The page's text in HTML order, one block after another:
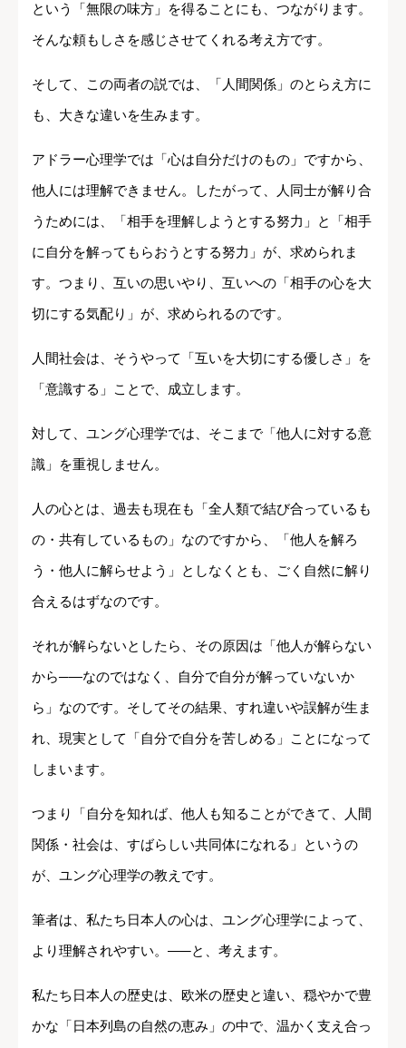
という「無限の味方」を得ることにも、つながります。
そんな頼もしさを感じさせてくれる考え方です。
そして、この両者の説では、「人間関係」のとらえ方に
も、大きな違いを生みます。
アドラー心理学では「心は自分だけのもの」ですから、
他人には理解できません。したがって、人同士が解り合
うためには、「相手を理解しようとする努力」と「相手
に自分を解ってもらおうとする努力」が、求められま
す。つまり、互いの思いやり、互いへの「相手の心を大
切にする気配り」が、求められるのです。
人間社会は、そうやって「互いを大切にする優しさ」を
「意識する」ことで、成立します。
対して、ユング心理学では、そこまで「他人に対する意
識」を重視しません。
人の心とは、過去も現在も「全人類で結び合っているも
の・共有しているもの」なのですから、「他人を解ろ
う・他人に解らせよう」としなくとも、ごく自然に解り
合えるはずなのです。
それが解らないとしたら、その原因は「他人が解らない
から─―なのではなく、自分で自分が解っていないか
ら」なのです。そしてその結果、すれ違いや誤解が生ま
れ、現実として「自分で自分を苦しめる」ことになって
しまいます。
つまり「自分を知れば、他人も知ることができて、人間
関係・社会は、すばらしい共同体になれる」というの
が、ユング心理学の教えです。
筆者は、私たち日本人の心は、ユング心理学によって、
より理解されやすい。―─と、考えます。
私たち日本人の歴史は、欧米の歴史と違い、穏やかで豊
かな「日本列島の自然の恵み」の中で、温かく支え合っ